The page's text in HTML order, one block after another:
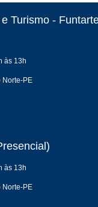
Turismo -
às 13h
Norte-PE
às 13h
Norte-PE